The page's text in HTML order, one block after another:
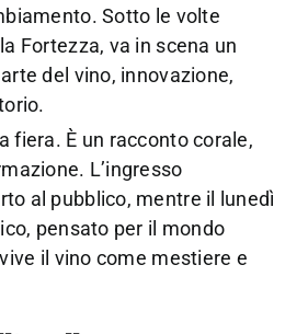
Sotto le volte
Fortezza, va in scena un
del vino, innovazione,
fiera. È un racconto corale,
L’ingresso
al pubblico, mentre il lunedì
pensato per il mondo
il vino come mestiere e